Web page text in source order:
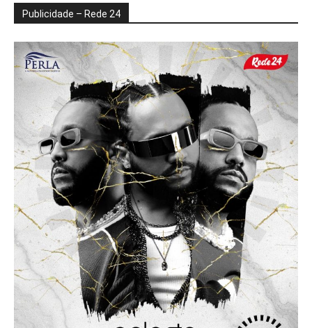
Publicidade – Rede 24